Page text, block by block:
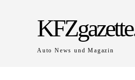
Auto News und Magazin